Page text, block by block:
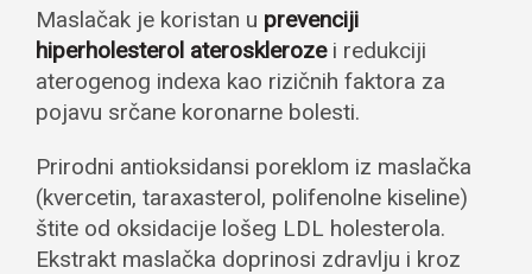
Maslačak je koristan u prevenciji
hiperholesterol aterosklerozei redukciji
aterogenog indexa kao rizičnih faktora za
pojavu srčane koronarne bolesti.
Prirodni antioksidansi poreklom iz maslačka
(kvercetin, taraxasterol, polifenolne kiseline)
štite od oksidacije lošeg LDL holesterola.
Ekstrakt maslačka doprinosi zdravlju i kroz